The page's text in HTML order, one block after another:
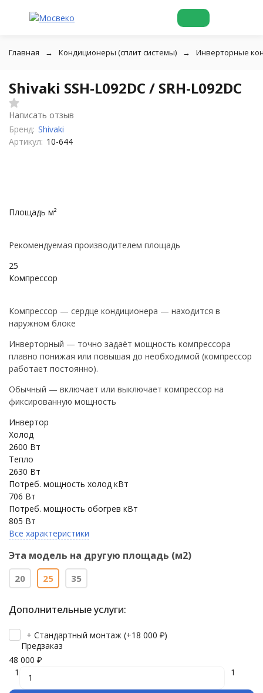
Главная Кондиционеры (сплит системы) Инверторные
Shivaki SSH-L092DC / SRH-L092DC
Написать отзыв
Бренд: Shivaki
Артикул: 10-644
Площадь м²
Рекомендуемая производителем площадь
25
Компрессор
Компрессор — сердце кондиционера — находится в
наружном блоке
Инверторный — точно задаёт мощность компрессора
плавно понижая или повышая до необходимой (компрессор
работает постоянно).
Обычный — включает или выключает компрессор на
фиксированную мощность
Инвертор
Холод
2600 Вт
Тепло
2630 Вт
Потреб. мощность холод кВт
706 Вт
Потреб. мощность обогрев кВт
805 Вт
Все характеристики
Эта модель на другую площадь (м2)
20 25 35
Дополнительные услуги:
+ Стандартный монтаж (+18 000 ₽)
Предзаказ
48 000 ₽
1
1